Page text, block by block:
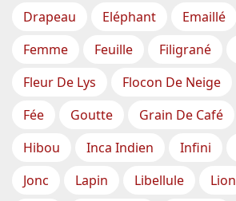
Drapeau
Eléphant Emaillé
Femme
Feuille Filigrané
Fleur De Lys
Flocon De Neige
Fée
Goutte Grain De Café
Hibou
Inca Indien Infini
Jonc
Lapin Libellule Lion